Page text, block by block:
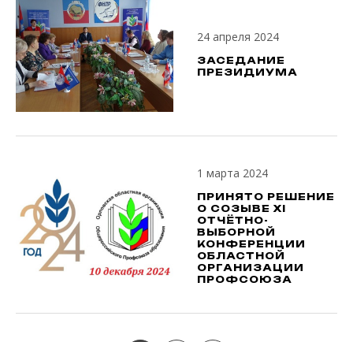
24 апреля 2024
ЗАСЕДАНИЕ
ПРЕЗИДИУМА
1 марта 2024
ПРИНЯТО РЕШЕНИЕ
О СОЗЫВЕ XI
ОТЧЁТНО-
ВЫБОРНОЙ
КОНФЕРЕНЦИИ
ОБЛАСТНОЙ
ОРГАНИЗАЦИИ
ПРОФСОЮЗА